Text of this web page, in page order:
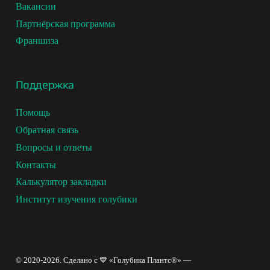
бункеры и отправляются на приемные станции,
где они очищаются и упаковываются в свежем
виде.
Вакансии
Партнёрская программа
Франшиза
Поддержка
Помощь
Обратная связь
Вопросы и ответы
Контакты
Калькулятор закладки
Институт изучения голубики
© 2020-2026. Сделано с 💙 «Голубика Плантс®» —